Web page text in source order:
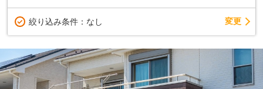
絞り込み条件： なし 変更